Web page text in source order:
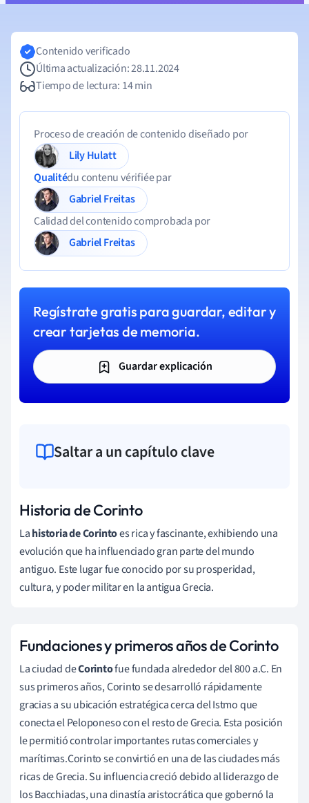
Contenido verificado
Última actualización: 28.11.2024
Tiempo de lectura: 14 min
Proceso de creación de contenido diseñado por
Lily Hulatt
Qualitédu contenu vérifiée par
Gabriel Freitas
Calidad del contenido comprobada por
Gabriel Freitas
Regístrate gratis para guardar, editar y
crear tarjetas de memoria.
Guardar explicación
Saltar a un capítulo clave
Historia de Corinto
Lahistoria de Corintoes rica y fascinante, exhibiendo una
evolución que ha influenciado gran parte del mundo
antiguo. Este lugar fue conocido por su prosperidad,
cultura, y poder militar en la antigua Grecia.
Fundaciones y primeros años de Corinto
La ciudad deCorintofue fundada alrededor del 800 a.C. En
sus primeros años, Corinto se desarrolló rápidamente
gracias a su ubicación estratégica cerca del Istmo que
conecta el Peloponeso con el resto de Grecia. Esta posición
le permitió controlar importantes rutas comerciales y
marítimas.Corinto se convirtió en una de las ciudades más
ricas de Grecia. Su influencia creció debido al liderazgo de
los Bacchiadas, una dinastía aristocrática que gobernó la